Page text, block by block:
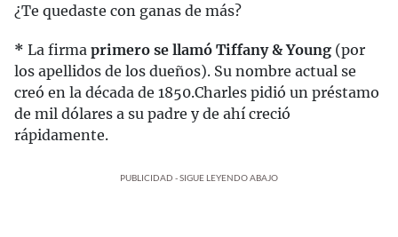
¿Te quedaste con ganas de más?
* La firma primero se llamó Tiffany & Young (por
los apellidos de los dueños). Su nombre actual se
creó en la década de 1850.Charles pidió un préstamo
de mil dólares a su padre y de ahí creció
rápidamente.
PUBLICIDAD - SIGUE LEYENDO ABAJO